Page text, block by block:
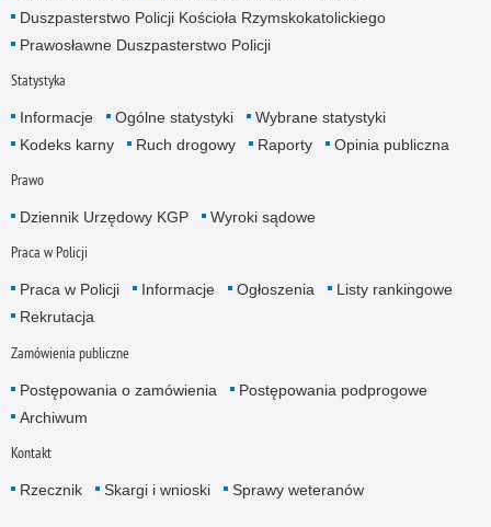
Duszpasterstwo Policji Kościoła Rzymskokatolickiego
Prawosławne Duszpasterstwo Policji
Statystyka
Informacje Ogólne statystyki
Wybrane statystyki
Kodeks karny
Ruch drogowy Raporty Opinia publiczna
Prawo
Dziennik Urzędowy KGP Wyroki sądowe
Praca w Policji
Praca w Policji Informacje Ogłoszenia
Listy rankingowe
Rekrutacja
Zamówienia publiczne
Postępowania o zamówienia
Postępowania podprogowe
Archiwum
Kontakt
Rzecznik Skargi i wnioski Sprawy weteranów